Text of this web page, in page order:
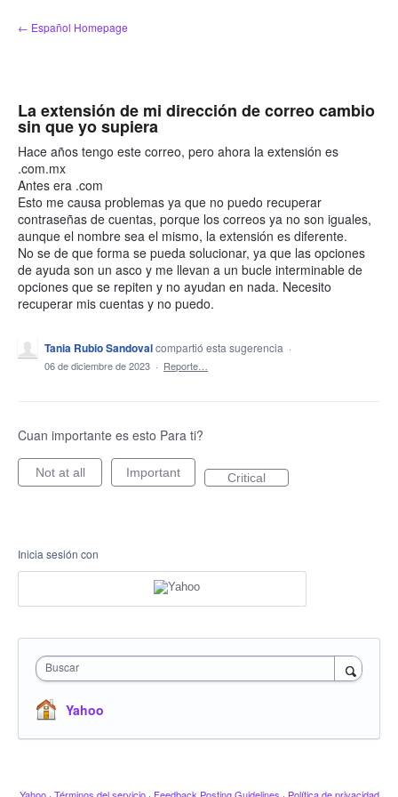
saltar
al
← Español Homepage
La extensión de mi dirección de correo cambio
sin que yo supiera
Hace años tengo este correo, pero ahora la extensión es
.com.mx
Antes era .com
Esto me causa problemas ya que no puedo recuperar
contraseñas de cuentas, porque los correos ya no son iguales,
aunque el nombre sea el mismo, la extensión es diferente.
No se de que forma se pueda solucionar, ya que las opciones
de ayuda son un asco y me llevan a un bucle interminable de
opciones que se repiten y no ayudan en nada. Necesito
recuperar mis cuentas y no puedo.
Tania Rubio Sandovalcompartió esta sugerencia ·
06 de diciembre de 2023 · Reporte…
Cuan importante es esto Para ti?
Not at all Important Critical
Inicia sesión con
Buscar
Yahoo
Yahoo · Términos del servicio · Feedback Posting Guidelines · Política de privacidad